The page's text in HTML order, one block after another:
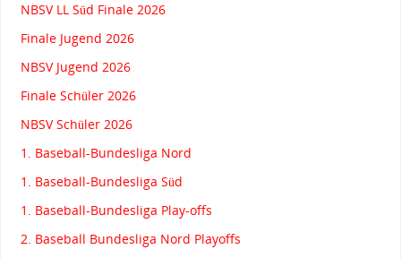
NBSV LL Süd Finale 2026
Finale Jugend 2026
NBSV Jugend 2026
Finale Schüler 2026
NBSV Schüler 2026
1. Baseball-Bundesliga Nord
1. Baseball-Bundesliga Süd
1. Baseball-Bundesliga Play-offs
2. Baseball Bundesliga Nord Playoffs